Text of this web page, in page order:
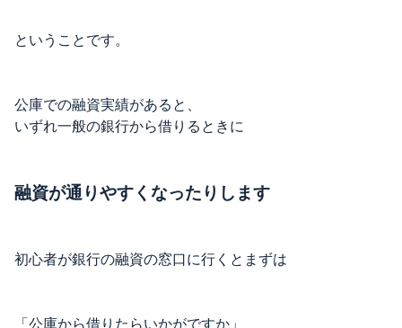
ということです。
公庫での融資実績があると、
いずれ一般の銀行から借りるときに
融資が通りやすくなったりします
初心者が銀行の融資の窓口に行くとまずは
「公庫から借りたらいかがですか」